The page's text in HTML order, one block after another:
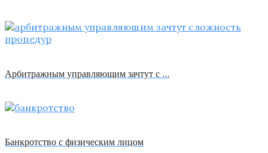
Арбитражным управляющим зачтут с …
Банкротство с физическим лицом